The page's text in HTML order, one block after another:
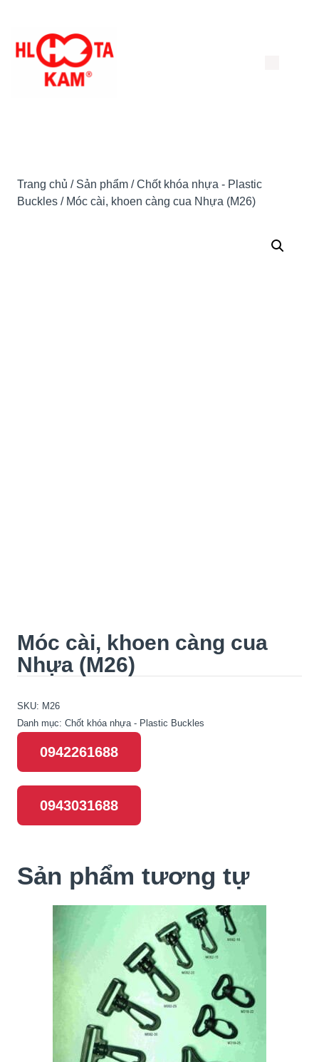
đến
Trang chủ / Sản phẩm /Chốt khóa nhựa - Plastic
Buckles / Móc cài, khoen càng cua Nhựa (M26)
Móc cài, khoen càng cua
Nhựa (M26)
SKU: M26
Danh mục: Chốt khóa nhựa - Plastic Buckles
0942261688
0943031688
Sản phẩm tương tự